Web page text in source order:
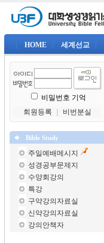
HOME 세계선교
비밀번호 기억
회원등록
비번분실
Bible Study
주일예배메시지
성경공부문제지
수양회강의
특강
구약강의자료실
신약강의자료실
강의안책자